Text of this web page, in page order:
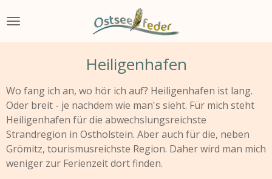
Hauptinhalt
springen
Heiligenhafen
Wo fang ich an, wo hör ich auf? Heiligenhafen ist lang.
Oder breit - je nachdem wie man's sieht. Für mich steht
Heiligenhafen für die abwechslungsreichste
Strandregion in Ostholstein. Aber auch für die, neben
Grömitz, tourismusreichste Region. Daher wird man mich
weniger zur Ferienzeit dort finden.